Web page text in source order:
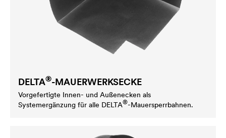
DELTA®-MAUERWERKSECKE
Vorgefertigte Innen- und Außenecken als
Systemergänzung für alle DELTA®-Mauersperrbahnen.